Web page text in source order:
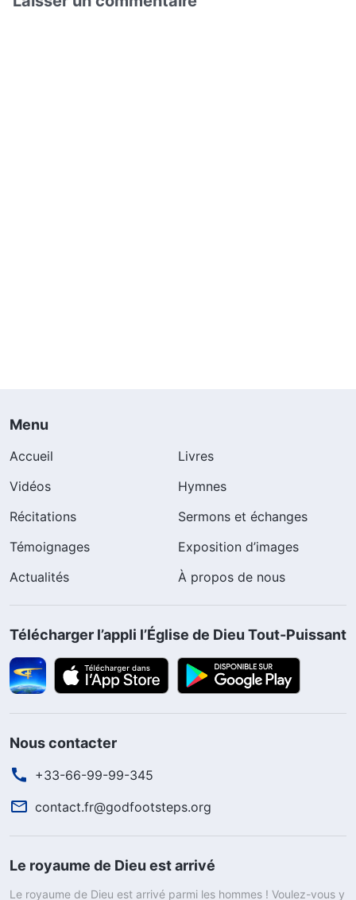
Menu
Accueil
Livres
Vidéos
Hymnes
Récitations
Sermons et échanges
Témoignages
Exposition d’images
Actualités
À propos de nous
Télécharger l’appli l’Église de Dieu Tout-Puissant
Nous contacter
+33-66-99-99-345
contact.fr@godfootsteps.org
Le royaume de Dieu est arrivé
Le royaume de Dieu est arrivé parmi les hommes ! Voulez-vous y